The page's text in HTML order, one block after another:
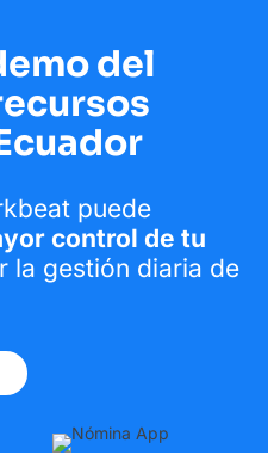
del
puede
control de tu
la gestión diaria de